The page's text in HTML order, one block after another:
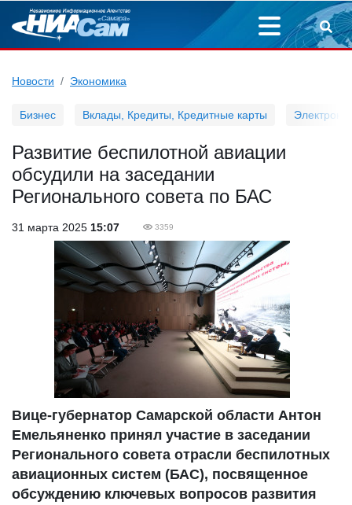
Новости Экономика
Бизнес Вклады, Кредиты, Кредитные карты
Развитие беспилотной авиации
обсудили на заседании
Регионального совета по БАС
31 марта 2025 15:07 3359
Вице-губернатор Самарской области Антон
Емельяненко принял участие в заседании
Регионального совета отрасли беспилотных
авиационных систем (БАС), посвященное
обсуждению ключевых вопросов развития